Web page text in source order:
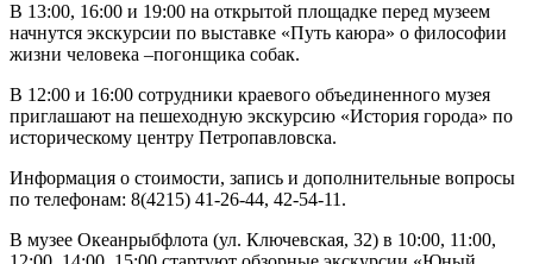
В 13:00, 16:00 и 19:00 на открытой площадке перед музеем
начнутся экскурсии по выставке «Путь каюра» о философии
жизни человека –погонщика собак.
В 12:00 и 16:00 сотрудники краевого объединенного музея
приглашают на пешеходную экскурсию «История города» по
историческому центру Петропавловска.
Информация о стоимости, запись и дополнительные вопросы
по телефонам: 8(4215) 41-26-44, 42-54-11.
В музее Океанрыбфлота (ул. Ключевская, 32) в 10:00, 11:00,